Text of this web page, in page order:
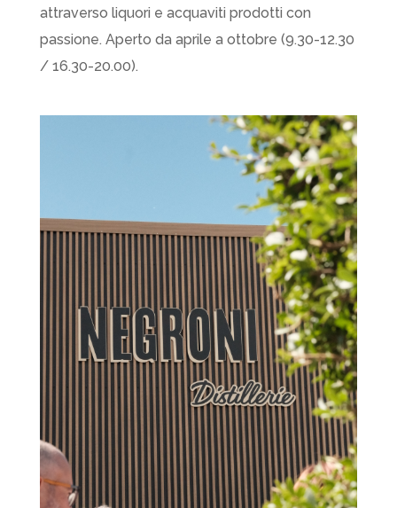
attraverso liquori e acquaviti prodotti con
passione. Aperto da aprile a ottobre (9.30-12.30
/ 16.30-20.00).